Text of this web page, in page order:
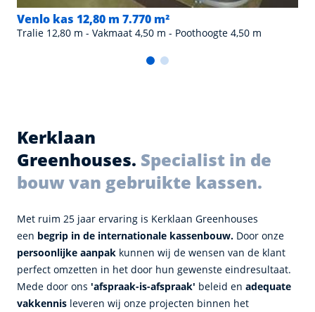
Venlo kas 12,80 m 7.770 m²
Tralie 12,80 m - Vakmaat 4,50 m - Poothoogte 4,50 m
Kerklaan
Greenhouses. Specialist in de
bouw van gebruikte kassen.
Met ruim 25 jaar ervaring is Kerklaan Greenhouses
een begrip in de internationale kassenbouw. Door onze
persoonlijke aanpak kunnen wij de wensen van de klant
perfect omzetten in het door hun gewenste eindresultaat.
Mede door ons 'afspraak-is-afspraak' beleid en adequate
vakkennis leveren wij onze projecten binnen het